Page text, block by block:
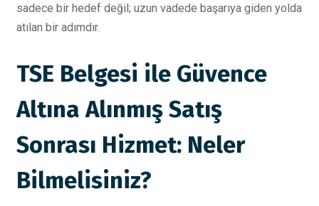
sadece bir hedef değil; uzun vadede başarıya giden yolda
atılan bir adımdır.
TSE Belgesi ile Güvence
Altına Alınmış Satış
Sonrası Hizmet: Neler
Bilmelisiniz?